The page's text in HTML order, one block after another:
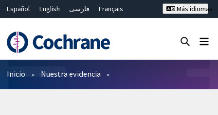
Español English فارسی
Français
Bahasa Malaysia
ไทย 繁體中文
Más idiomas
Filtros
Inicio Nuestra evidencia